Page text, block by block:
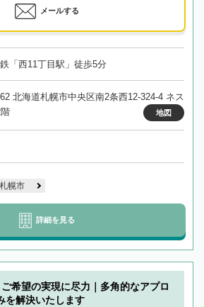
メールする
「西11丁目駅」徒歩5分
北海道札幌市中央区南2条西12-324-4 ネス
地図
札幌市
詳細を見る
ご希望の実現に尽力｜多角的なアプロ
を解決いたします